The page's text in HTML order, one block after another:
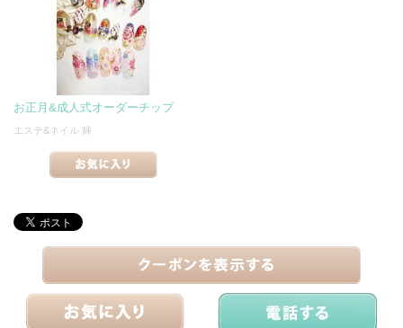
お正月&成人式オーダーチップ
エステ&ネイル 輝